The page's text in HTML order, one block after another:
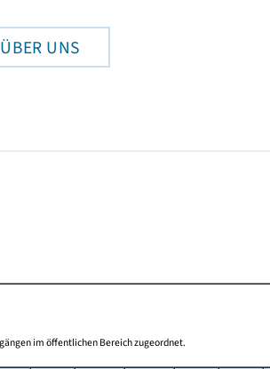
UNS
im öffentlichen Bereich zugeordnet.